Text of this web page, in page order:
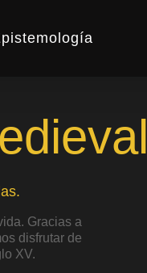
Gracias a
disfrutar de
XV.